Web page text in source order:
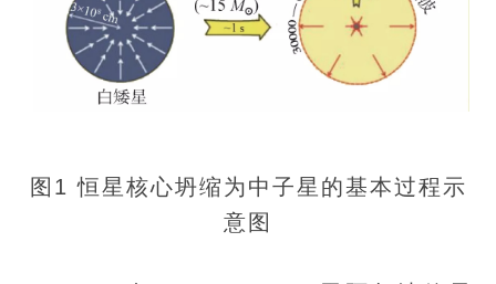
图1 恒星核心坍缩为中子星的基本过程示
意图